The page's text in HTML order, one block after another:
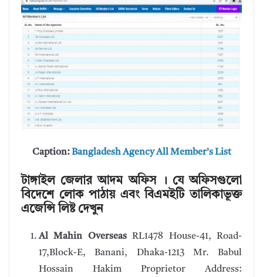
Caption:Bangladesh Agency All Member’s List
টাঙ্গাইল জেলার আদম অফিস । যে অফিসগুলো
বিদেশে লোক পাঠায় এবং বিএমইটি তালিকাভূক্ত
এজেন্সি লিষ্ট দেখুন
Al Mahin OverseasRL1478 House-41, Road-
17,Block-E, Banani, Dhaka-1213 Mr. Babul
Hossain Hakim Proprietor Address: